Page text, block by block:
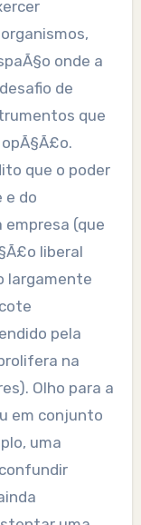
onde a
de
que
que o poder
e do
empresa (que
liberal
largamente
pela
na
Olho para a
em conjunto
uma